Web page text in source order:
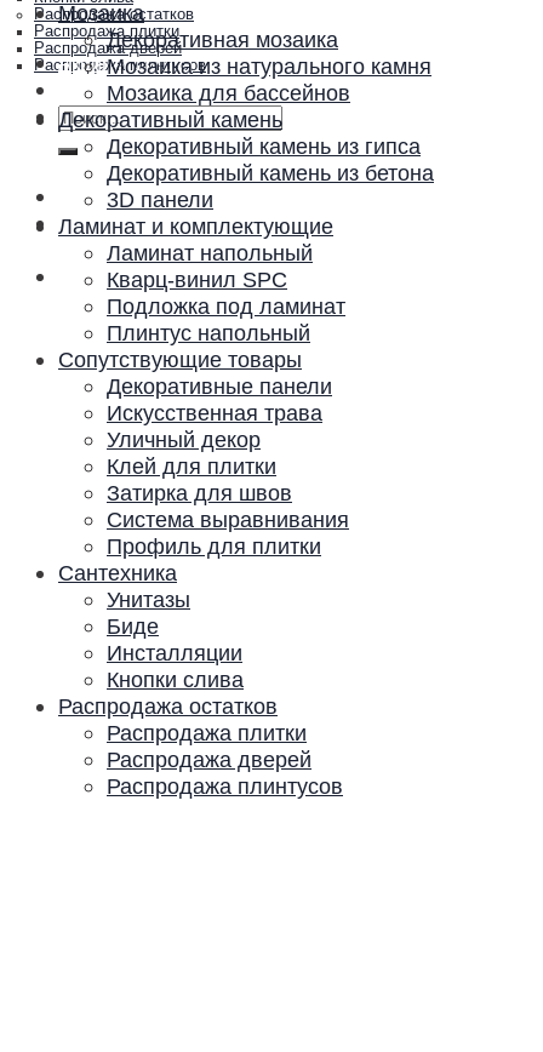
Распродажа остатков
Распродажа плитки
Распродажа дверей
Распродажа плинтусов
Акции и скидки
Контакты
Искать:
Мозаика
Декоративная мозаика
Мозаика из натурального камня
Мозаика для бассейнов
Декоративный камень
Декоративный камень из гипса
Декоративный камень из бетона
3D панели
Ламинат и комплектующие
Ламинат напольный
Кварц-винил SPC
Подложка под ламинат
Плинтус напольный
Сопутствующие товары
Декоративные панели
Искусственная трава
Уличный декор
Клей для плитки
Затирка для швов
Система выравнивания
Профиль для плитки
Сантехника
Унитазы
Биде
Инсталляции
Кнопки слива
Распродажа остатков
Распродажа плитки
Распродажа дверей
Распродажа плинтусов